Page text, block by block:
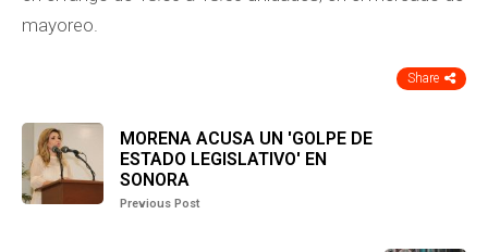
mayoreo.
Share
MORENA ACUSA UN 'GOLPE DE
ESTADO LEGISLATIVO' EN
SONORA
Previous Post